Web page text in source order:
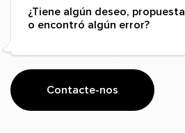
¿Tiene algún deseo, propuesta
o encontró algún error?
Contacte-nos